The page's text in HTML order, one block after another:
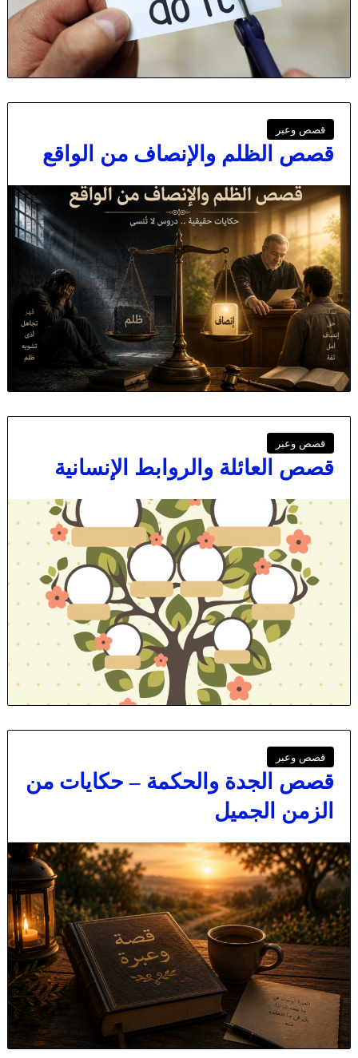
قصص وعبر
قصص الظلم والإنصاف من الواقع
قصص وعبر
قصص العائلة والروابط الإنسانية
قصص وعبر
قصص الجدة والحكمة – حكايات من
الزمن الجميل